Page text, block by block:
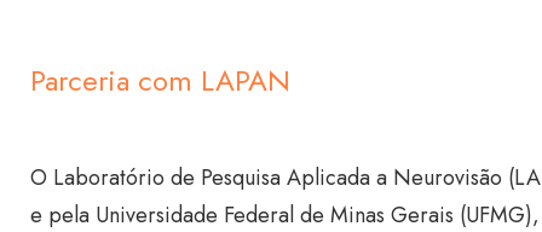
Parceria com LAPAN
O Laboratório de Pesquisa Aplicada a Neurovisão
e pela Universidade Federal de Minas Gerais